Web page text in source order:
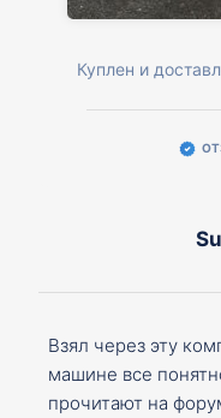
Куплен и
Взял через эту
машине все
прочитают на